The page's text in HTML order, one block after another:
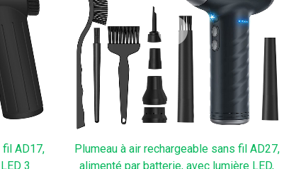
fil AD17,
3
Plumeau à air rechargeable sans fil AD27,
alimenté par batterie, avec lumière LED,